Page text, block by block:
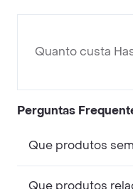
Quanto custa
Perguntas
Que produtos
Que produtos